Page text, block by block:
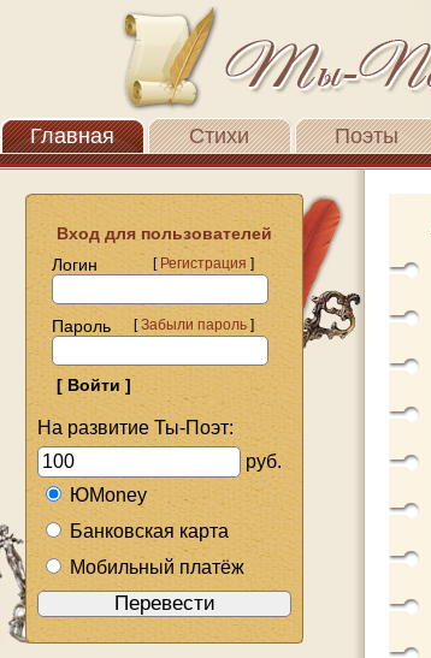
Главная Стихи Поэты
Вход для пользователей
Логин
[Регистрация]
Пароль [Забыли пароль]
На развитие Ты-Поэт:
руб.
ЮMoney
Банковская карта
Мобильный платёж